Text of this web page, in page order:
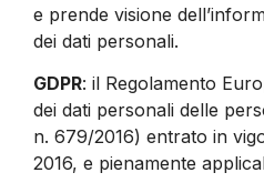
e prende visione
dei dati personali.
GDPR: il Regolamento
dei dati personali delle
n. 679/2016) entrato in
2016, e pienamente